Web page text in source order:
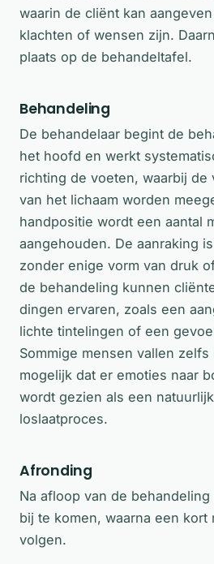
waarin de cliënt kan
klachten of wensen zijn.
plaats op de behandeltafel.
Behandeling
De behandelaar begint de
het hoofd en werkt
richting de voeten, waarbij de
van het lichaam worden
handpositie wordt een aantal
aangehouden. De aanraking
zonder enige vorm van druk
de behandeling kunnen
dingen ervaren, zoals een
lichte tintelingen of een
Sommige mensen vallen
mogelijk dat er emoties naar
wordt gezien als een
loslaatproces.
Afronding
Na afloop van de
bij te komen, waarna een kort
volgen.